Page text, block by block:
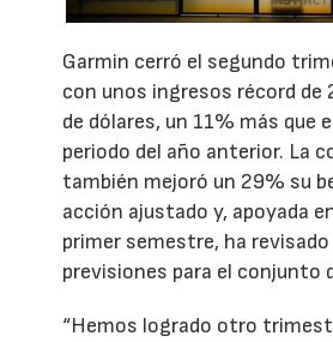
Garmin cerró el segundo
con unos ingresos récord de
de dólares, un 11% más que
periodo del año anterior. La
también mejoró un 29% su
acción ajustado y, apoyada
primer semestre, ha revisado
previsiones para el conjunto
“Hemos logrado otro